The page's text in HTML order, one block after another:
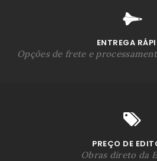
ENTREGA
Opções de frete e
PREÇO DE
Obras direto da